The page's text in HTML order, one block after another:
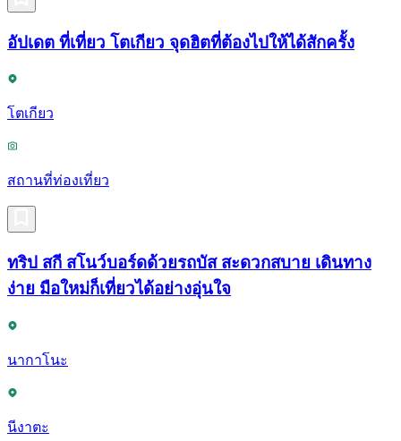
อัปเดต ที่เที่ยว โตเกียว จุดฮิตที่ต้องไปให้ได้สักครั้ง
โตเกียว
สถานที่ท่องเที่ยว
ทริป สกี สโนว์บอร์ดด้วยรถบัส สะดวกสบาย เดินทาง
ง่าย มือใหม่ก็เที่ยวได้อย่างอุ่นใจ
นากาโนะ
นีงาตะ